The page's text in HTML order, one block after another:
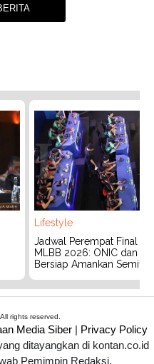
Lifestyle
Jadwal Perempat Final
MLBB 2026: ONIC dan
Bersiap Amankan
rights reserved.
Media Siber
Privacy Policy
ditayangkan di kontan.co.id
Pemimpin Redaksi.